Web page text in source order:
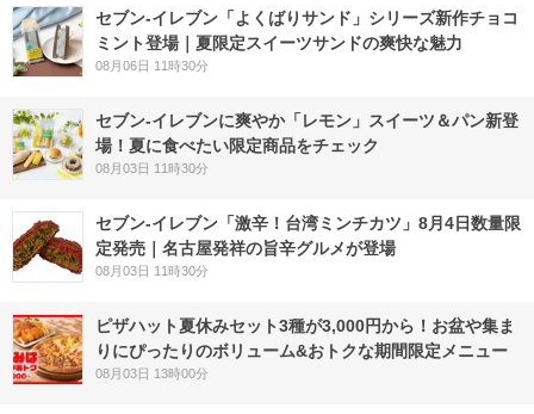
セブン‐イレブン「よくばりサンド」シリーズ新作チョコ
ミント登場｜夏限定スイーツサンドの爽快な魅力
08月06日 11時30分
セブン‐イレブンに爽やか「レモン」スイーツ＆パン新登
場！夏に食べたい限定商品をチェック
08月03日 11時30分
セブン-イレブン「激辛！台湾ミンチカツ」8月4日数量限
定発売｜名古屋発祥の旨辛グルメが登場
08月03日 11時30分
ピザハット夏休みセット3種が3,000円から！お盆や集ま
りにぴったりのボリューム&おトクな期間限定メニュー
08月03日 13時00分